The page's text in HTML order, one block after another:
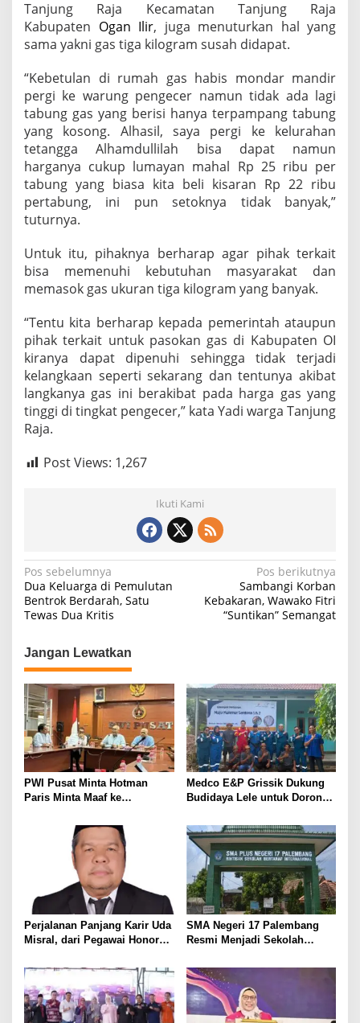
Tanjung Raja Kecamatan Tanjung Raja
Kabupaten Ogan Ilir, juga menuturkan hal yang
sama yakni gas tiga kilogram susah didapat.
“Kebetulan di rumah gas habis mondar mandir
pergi ke warung pengecer namun tidak ada lagi
tabung gas yang berisi hanya terpampang tabung
yang kosong. Alhasil, saya pergi ke kelurahan
tetangga Alhamdullilah bisa dapat namun
harganya cukup lumayan mahal Rp 25 ribu per
tabung yang biasa kita beli kisaran Rp 22 ribu
pertabung, ini pun setoknya tidak banyak,”
tuturnya.
Untuk itu, pihaknya berharap agar pihak terkait
bisa memenuhi kebutuhan masyarakat dan
memasok gas ukuran tiga kilogram yang banyak.
“Tentu kita berharap kepada pemerintah ataupun
pihak terkait untuk pasokan gas di Kabupaten OI
kiranya dapat dipenuhi sehingga tidak terjadi
kelangkaan seperti sekarang dan tentunya akibat
langkanya gas ini berakibat pada harga gas yang
tinggi di tingkat pengecer,” kata Yadi warga Tanjung
Raja.
Post Views: 1,267
Ikuti Kami
N
a
v
i
g
a
s
i
p
o
s
Pos sebelumnya
Dua Keluarga di Pemulutan
Bentrok Berdarah, Satu
Tewas Dua Kritis
Pos berikutnya
Sambangi Korban
Kebakaran, Wawako Fitri
“Suntikan” Semangat
Jangan Lewatkan
PWI Pusat Minta Hotman
Paris Minta Maaf ke
Pers Harus Dihormati
Medco E&P Grissik Dukung
Budidaya Lele untuk Dorong
Masyarakat
Perjalanan Panjang Karir Uda
Misral, dari Pegawai Honorer
Karir Jabatan Struktural
Eselon III
SMA Negeri 17 Palembang
Resmi Menjadi Sekolah